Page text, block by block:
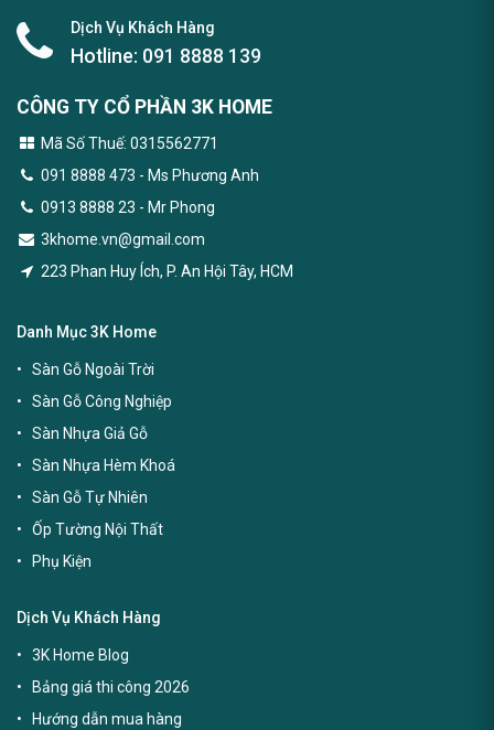
Dịch Vụ Khách Hàng
Hotline: 091 8888 139
CÔNG TY CỔ PHẦN 3K HOME
Mã Số Thuế: 0315562771
091 8888 473 - Ms Phương Anh
0913 8888 23 - Mr Phong
3khome.vn@gmail.com
223 Phan Huy Ích, P. An Hội Tây, HCM
Danh Mục 3K Home
Sàn Gỗ Ngoài Trời
Sàn Gỗ Công Nghiệp
Sàn Nhựa Giả Gỗ
Sàn Nhựa Hèm Khoá
Sàn Gỗ Tự Nhiên
Ốp Tường Nội Thất
Phụ Kiện
Dịch Vụ Khách Hàng
3K Home Blog
Bảng giá thi công 2026
Hướng dẫn mua hàng